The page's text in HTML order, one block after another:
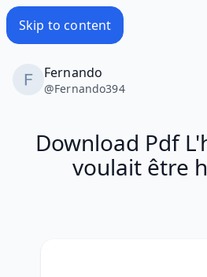
Skip to content
Fernando
@Fernando394
Download Pdf
voulait être